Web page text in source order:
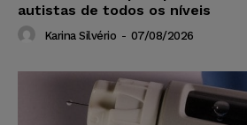
autistas de todos os níveis
Karina Silvério - 07/08/2026